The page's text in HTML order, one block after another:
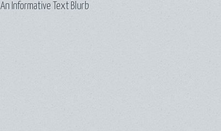
An Informative Text Blurb